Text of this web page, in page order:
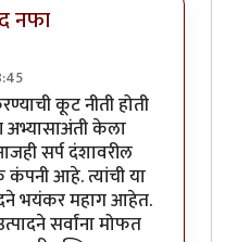
नफा
हरयाणाbyकंजूस
कूट नीती होती
अभ्यासाअंती केला
सर्प दंशावरील
आहे. त्यांची या
भयंकर महाग आहेत.
सर्वांना मोफत